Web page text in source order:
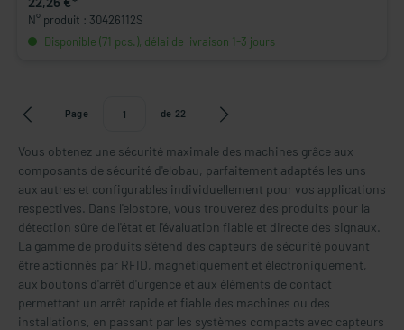
N° produit : 30426112S
Disponible (71 pcs.), délai de livraison 1-3 jours
Page de 22
Vous obtenez une sécurité maximale des machines grâce aux
composants de sécurité d'elobau, parfaitement adaptés les uns
aux autres et configurables individuellement pour vos applications
respectives. Dans l'elostore, vous trouverez des produits pour la
détection sûre de l'état et l'évaluation fiable et directe des signaux.
La gamme de produits s'étend des capteurs de sécurité pouvant
être actionnés par RFID, magnétiquement et électroniquement,
aux boutons d'arrêt d'urgence et aux éléments de contact
permettant un arrêt rapide et fiable des machines ou des
installations, en passant par les systèmes compacts avec capteurs